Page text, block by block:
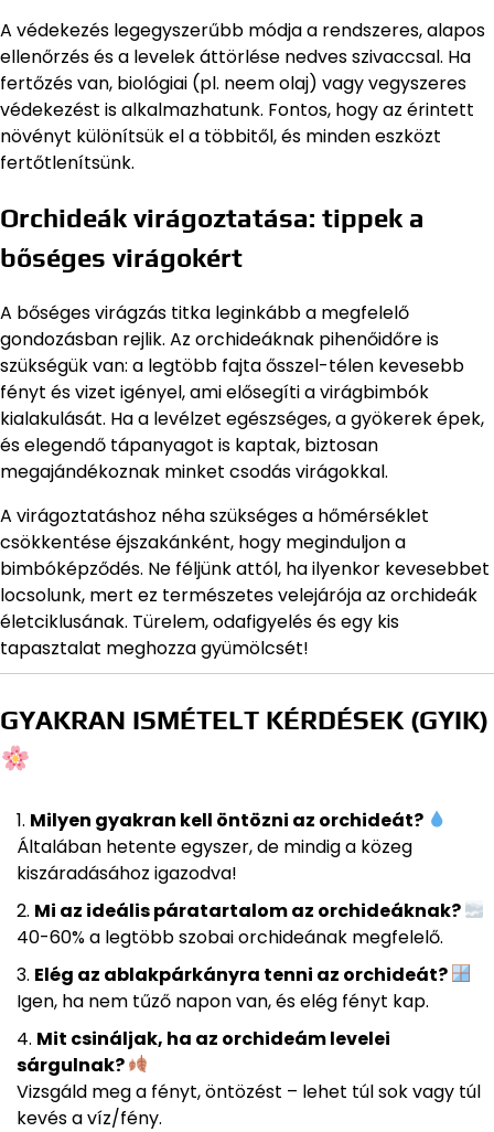
A védekezés legegyszerűbb módja a rendszeres, alapos
ellenőrzés és a levelek áttörlése nedves szivaccsal. Ha
fertőzés van, biológiai (pl. neem olaj) vagy vegyszeres
védekezést is alkalmazhatunk. Fontos, hogy az érintett
növényt különítsük el a többitől, és minden eszközt
fertőtlenítsünk.
Orchideák virágoztatása: tippek a
bőséges virágokért
A bőséges virágzás titka leginkább a megfelelő
gondozásban rejlik. Az orchideáknak pihenőidőre is
szükségük van: a legtöbb fajta ősszel-télen kevesebb
fényt és vizet igényel, ami elősegíti a virágbimbók
kialakulását. Ha a levélzet egészséges, a gyökerek épek,
és elegendő tápanyagot is kaptak, biztosan
megajándékoznak minket csodás virágokkal.
A virágoztatáshoz néha szükséges a hőmérséklet
csökkentése éjszakánként, hogy meginduljon a
bimbóképződés. Ne féljünk attól, ha ilyenkor kevesebbet
locsolunk, mert ez természetes velejárója az orchideák
életciklusának. Türelem, odafigyelés és egy kis
tapasztalat meghozza gyümölcsét!
GYAKRAN ISMÉTELT KÉRDÉSEK (GYIK)
Milyen gyakran kell öntözni az orchideát?
Általában hetente egyszer, de mindig a közeg
kiszáradásához igazodva!
Mi az ideális páratartalom az orchideáknak?
40-60% a legtöbb szobai orchideának megfelelő.
Elég az ablakpárkányra tenni az orchideát?
Igen, ha nem tűző napon van, és elég fényt kap.
Mit csináljak, ha az orchideám levelei
sárgulnak?
Vizsgáld meg a fényt, öntözést – lehet túl sok vagy túl
kevés a víz/fény.